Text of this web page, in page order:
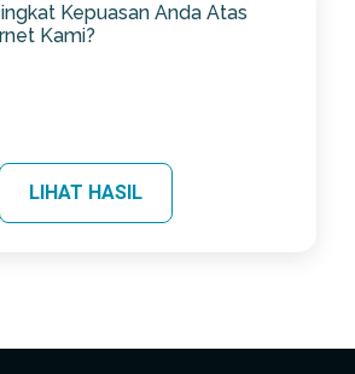
Kepuasan Anda Atas
Kami?